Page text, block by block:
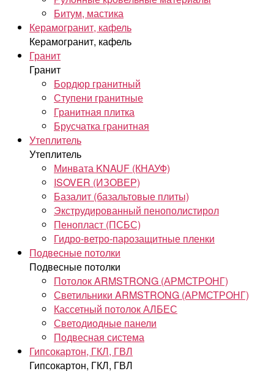
Битум, мастика
Керамогранит, кафель
Керамогранит, кафель
Гранит
Гранит
Бордюр гранитный
Ступени гранитные
Гранитная плитка
Брусчатка гранитная
Утеплитель
Утеплитель
Минвата KNAUF (КНАУФ)
ISOVER (ИЗОВЕР)
Базалит (базальтовые плиты)
Экструдированный пенополистирол
Пенопласт (ПСБС)
Гидро-ветро-парозащитные пленки
Подвесные потолки
Подвесные потолки
Потолок ARMSTRONG (АРМСТРОНГ)
Светильники ARMSTRONG (АРМСТРОНГ)
Кассетный потолок АЛБЕС
Светодиодные панели
Подвесная система
Гипсокартон, ГКЛ, ГВЛ
Гипсокартон, ГКЛ, ГВЛ